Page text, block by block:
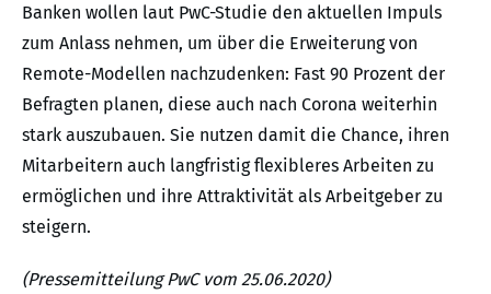
Banken wollen laut PwC-Studie den aktuellen Impuls
zum Anlass nehmen, um über die Erweiterung von
Remote-Modellen nachzudenken: Fast 90 Prozent der
Befragten planen, diese auch nach Corona weiterhin
stark auszubauen. Sie nutzen damit die Chance, ihren
Mitarbeitern auch langfristig flexibleres Arbeiten zu
ermöglichen und ihre Attraktivität als Arbeitgeber zu
steigern.
(Pressemitteilung PwC vom 25.06.2020)